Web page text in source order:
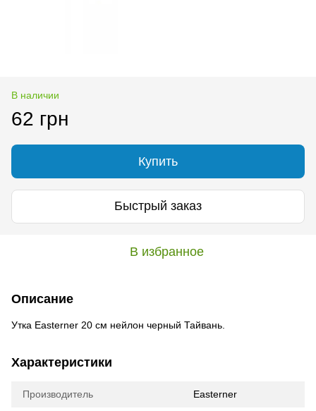
В наличии
62 грн
Купить
Быстрый заказ
В избранное
Описание
Утка Easterner 20 см нейлон черный Тайвань.
Характеристики
Производитель Easterner